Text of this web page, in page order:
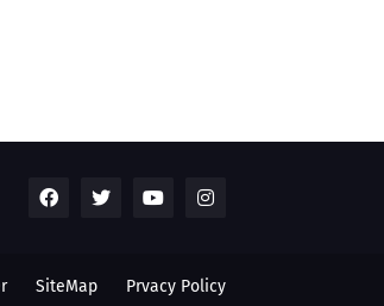
SiteMap Prvacy Policy